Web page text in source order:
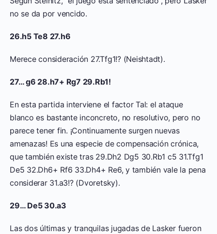
no se da por vencido.
26.h5 Te8 27.h6
Merece consideración 27.Tfg1!? (Neishtadt).
27… g6 28.h7+ Rg7 29.Rb1!
En esta partida interviene el factor Tal: el ataque
blanco es bastante inconcreto, no resolutivo, pero no
parece tener fin. ¡Continuamente surgen nuevas
amenazas! Es una especie de compensación crónica,
que también existe tras 29.Dh2 Dg5 30.Rb1 c5 31.Tfg1
De5 32.Dh6+ Rf6 33.Dh4+ Re6, y también vale la pena
considerar 31.a3!? (Dvoretsky).
29… De5 30.a3
Las dos últimas y tranquilas jugadas de Lasker fueron